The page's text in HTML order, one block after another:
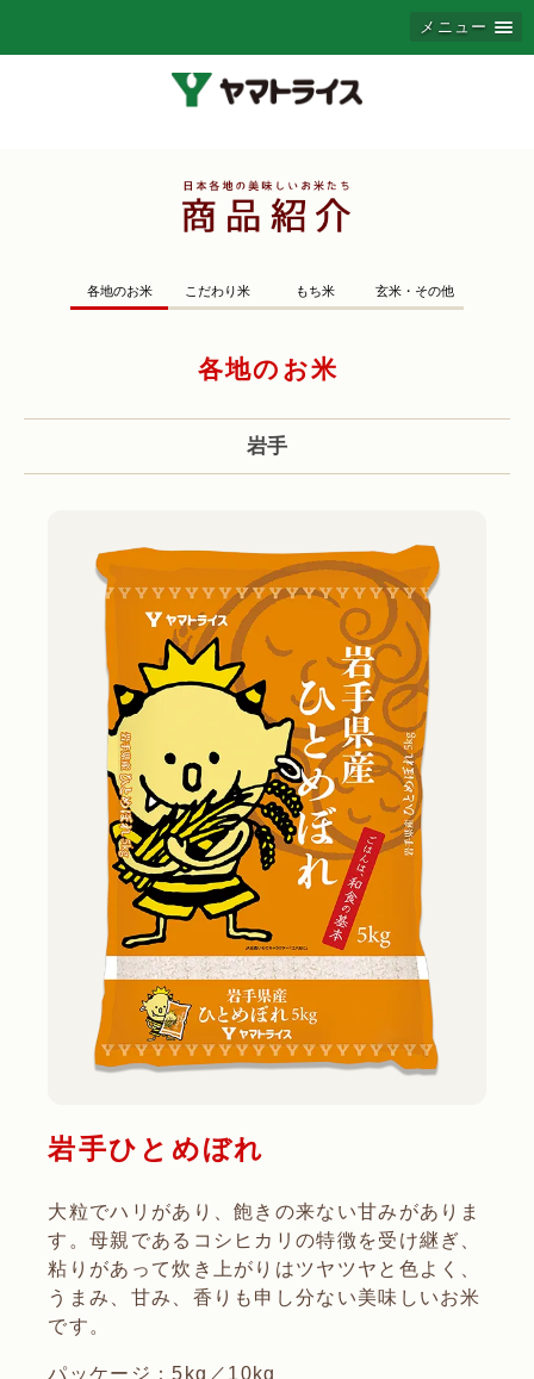
メニュー
各地のお米 こだわり米 もち米 玄米・その他
各地のお米
岩手
岩手ひとめぼれ
大粒でハリがあり、飽きの来ない甘みがありま
す。母親であるコシヒカリの特徴を受け継ぎ、
粘りがあって炊き上がりはツヤツヤと色よく、
うまみ、甘み、香りも申し分ない美味しいお米
です。
パッケージ：5kg／10kg